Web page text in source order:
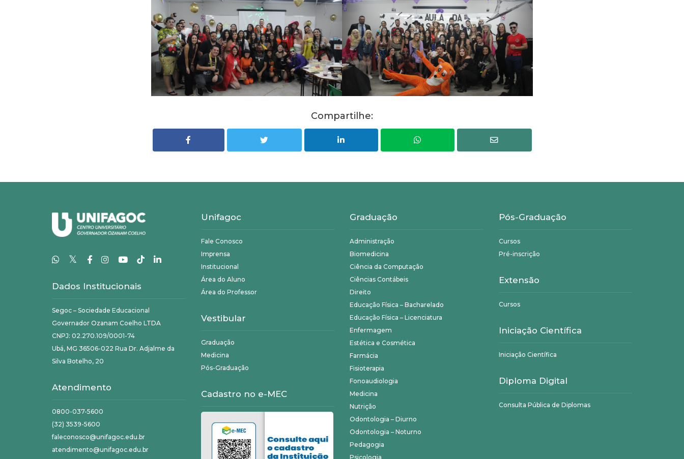
Compartilhe:
𝕏
Dados Institucionais
Segoc – Sociedade Educacional
Governador Ozanam Coelho LTDA
CNPJ: 02.270.109/0001-74
Ubá, MG 36506-022 Rua Dr. Adjalme da
Silva Botelho, 20
Atendimento
0800-037-5600
(32) 3539-5600
faleconosco@unifagoc.edu.br
atendimento@unifagoc.edu.br
Unifagoc
Fale Conosco
Imprensa
Institucional
Área do Aluno
Área do Professor
Vestibular
Graduação
Medicina
Pós-Graduação
Cadastro no e-MEC
Graduação
Administração
Biomedicina
Ciência da Computação
Ciências Contábeis
Direito
Educação Física – Bacharelado
Educação Física – Licenciatura
Enfermagem
Estética e Cosmética
Farmácia
Fisioterapia
Fonoaudiologia
Medicina
Nutrição
Odontologia – Diurno
Odontologia – Noturno
Pedagogia
Psicologia
Pós-Graduação
Cursos
Pré-inscrição
Extensão
Cursos
Iniciação Científica
Iniciação Científica
Diploma Digital
Consulta Pública de Diplomas